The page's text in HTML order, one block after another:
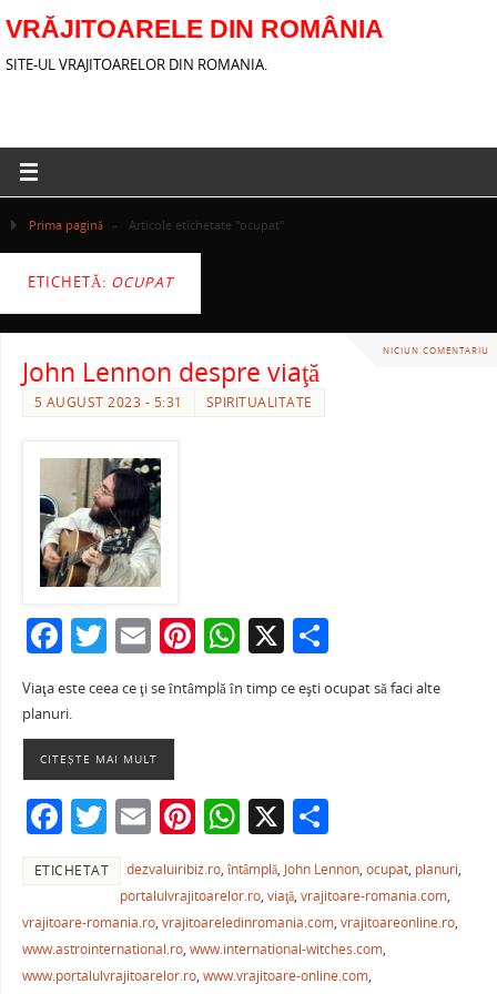
VRĂJITOARELE DIN ROMÂNIA
SITE-UL VRAJITOARELOR DIN ROMANIA.
Prima pagină » Articole etichetate "ocupat"
ETICHETĂ: OCUPAT
NICIUN COMENTARIU
John Lennon despre viaţă
5 AUGUST 2023 - 5:31 SPIRITUALITATE
F
c
e
b
o
o
k
T
itt
er
E
m
ai
l
Pi
nt
er
W
h
at
p
p
X P
ta
ză
Viaţa este ceea ce ţi se întâmplă în timp ce eşti ocupat să faci alte
planuri.
CITEȘTE MAI MULT
F
c
e
b
T
w
itt
er
E
m
ai
l
Pi
nt
er
e
st
W
h
at
s
A
X P
ta
je
a
ETICHETAT dezvaluiribiz.ro,întâmplă, John Lennon,ocupat, planuri,
portalulvrajitoarelor.ro,viaţă,vrajitoare-romania.com,
vrajitoare-romania.ro, vrajitoareledinromania.com, vrajitoareonline.ro,
www.astrointernational.ro, www.international-witches.com,
www.portalulvrajitoarelor.ro, www.vrajitoare-online.com,